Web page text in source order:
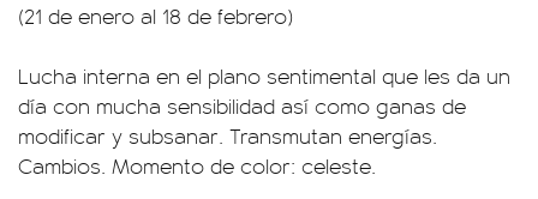
(21 de enero al 18 de febrero)
Lucha interna en el plano sentimental que les da un
día con mucha sensibilidad así como ganas de
modificar y subsanar. Transmutan energías.
Cambios. Momento de color: celeste.